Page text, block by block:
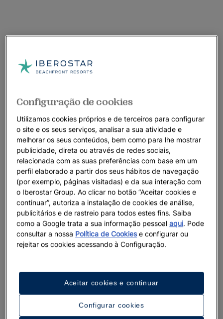
Configuração de cookies
Utilizamos cookies próprios e de terceiros para configurar
o site e os seus serviços, analisar a sua atividade e
melhorar os seus conteúdos, bem como para lhe mostrar
publicidade, direta ou através de redes sociais,
relacionada com as suas preferências com base em um
perfil elaborado a partir dos seus hábitos de navegação
(por exemplo, páginas visitadas) e da sua interação com
o Iberostar Group. Ao clicar no botão “Aceitar cookies e
continuar”, autoriza a instalação de cookies de análise,
publicitários e de rastreio para todos estes fins. Saiba
como a Google trata a sua informação pessoalaqui. Pode
consultar a nossa Política de Cookiese configurar ou
rejeitar os cookies acessando à Configuração.
Configurar cookies
Aceitar cookies e continuar